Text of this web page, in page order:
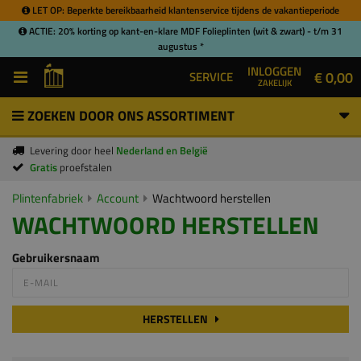
LET OP: Beperkte bereikbaarheid klantenservice tijdens de vakantieperiode
ACTIE: 20% korting op kant-en-klare MDF Folieplinten (wit & zwart) - t/m 31
augustus *
SERVICE INLOGGEN
ZAKELIJK € 0,00
ZOEKEN DOOR ONS ASSORTIMENT
Levering door heel Nederland en België
Gratis proefstalen
Plintenfabriek Account Wachtwoord herstellen
WACHTWOORD HERSTELLEN
Gebruikersnaam
HERSTELLEN